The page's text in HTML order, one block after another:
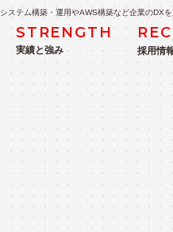
システム構築・運用やAWS構築など企業のDX
STRENGTH
実績と強み 採用情